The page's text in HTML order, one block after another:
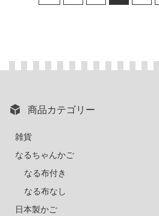
商品カテゴリー
雑貨
なるちゃんかご
なる布付き
なる布なし
日本製かご